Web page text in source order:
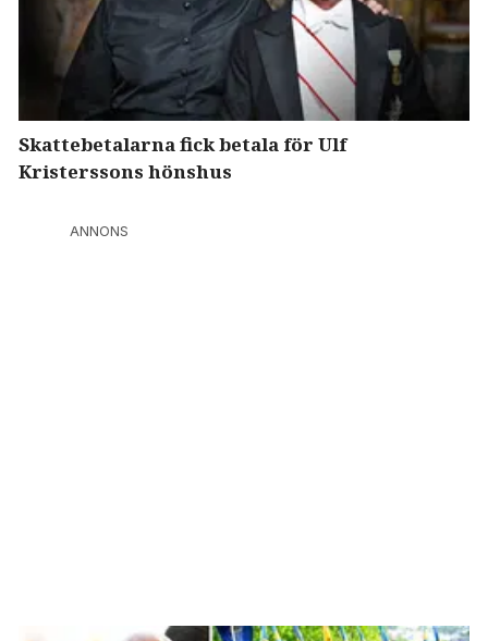
Skattebetalarna fick betala för Ulf
Kristerssons hönshus
ANNONS